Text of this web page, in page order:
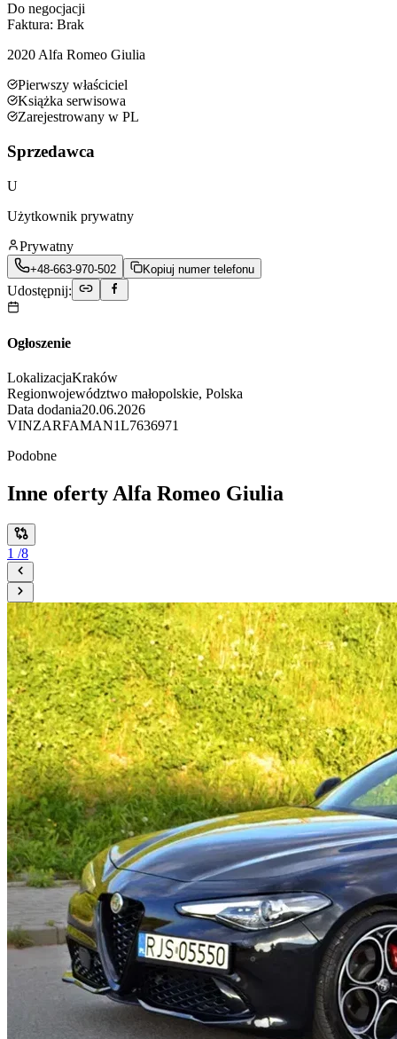
Do negocjacji
Faktura: Brak
2020 Alfa Romeo Giulia
Pierwszy właściciel
Książka serwisowa
Zarejestrowany w PL
Sprzedawca
U
Użytkownik prywatny
Prywatny
+48-663-970-502 Kopiuj numer telefonu
Udostępnij:
Ogłoszenie
LokalizacjaKraków
Regionwojewództwo małopolskie, Polska
Data dodania20.06.2026
VINZARFAMAN1L7636971
Podobne
Inne oferty Alfa Romeo Giulia
1 /8